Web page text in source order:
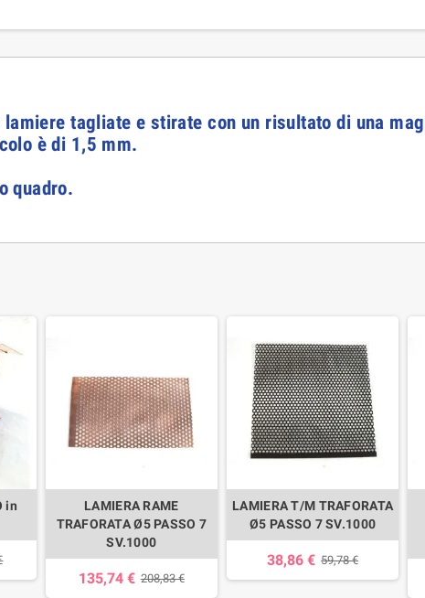
tagliate e stirate con un risultato di una
è di 1,5 mm.
quadro.
in
LAMIERA RAME
TRAFORATA Ø5 PASSO 7
SV.1000
135,74 € 208,83 €
LAMIERA T/M TRAFORATA
Ø5 PASSO 7 SV.1000
38,86 € 59,78 €